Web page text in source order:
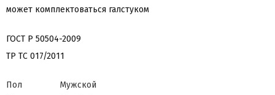
может комплектоваться галстуком
ГОСТ Р 50504-2009
ТР ТС 017/2011
Пол
Мужской